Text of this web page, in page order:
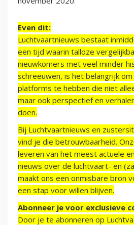
Even dit:
Luchtvaartnieuws bestaat
een tijd waarin talloze
nieuwkomers met veel minder
schreeuwen, is het belangrijk
platforms te hebben die niet
maar ook perspectief en
doen.
Bij Luchtvaartnieuws en
vind je die betrouwbaarheid.
leveren van het meest actuele
nieuws over de luchtvaart- en
maakt ons een onmisbare bron
een stap voor willen blijven.
Abonneer je voor exclusieve
Door je te abonneren op